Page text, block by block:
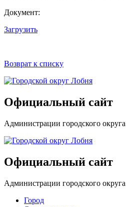
Документ:
Загрузить
Возврат к списку
Официальный сайт
Администрации городского
Официальный сайт
Администрации городского
Город